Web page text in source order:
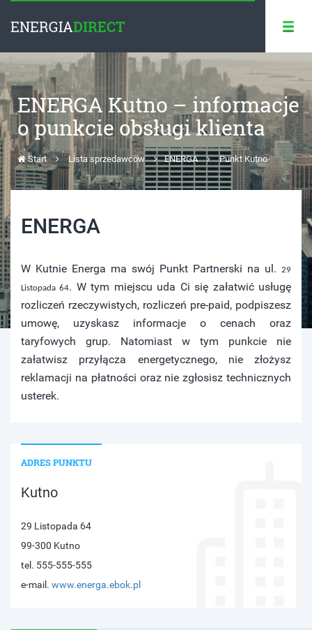
ENERGIADIRECT
ENERGA Kutno – informacje
o punkcie obsługi klienta
Start Lista sprzedawców ENERGA Punkt Kutno
ENERGA
W Kutnie Energa ma swój Punkt Partnerski na ul.
29
Listopada 64. W tym miejscu uda Ci się załatwić usługę
rozliczeń rzeczywistych, rozliczeń pre-paid, podpiszesz
umowę, uzyskasz informacje o cenach oraz
taryfowych grup. Natomiast w tym punkcie nie
załatwisz przyłącza energetycznego, nie złożysz
reklamacji na płatności oraz nie zgłosisz technicznych
usterek.
ADRES PUNKTU
Kutno
29 Listopada 64
99-300 Kutno
tel. 555-555-555
e-mail. www.energa.ebok.pl